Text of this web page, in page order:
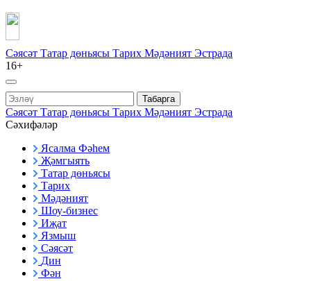
Сәясәт Татар дөньясы Тарих Мәдәният Эстрада
16+
Табарга
Сәясәт Татар дөньясы Тарих Мәдәният Эстрада
Сәхифәләр
Ясалма Фәһем
Җәмгыять
Татар дөньясы
Тарих
Мәдәният
Шоу-бизнес
Иҗат
Язмыш
Сәясәт
Дин
Фән